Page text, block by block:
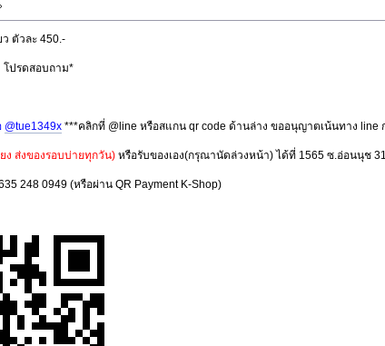
ตัวละ 450.-
โปรดสอบถาม*
@tue1349x ***คลิกที่ @line หรือสแกน qr code ด้านล่าง ขออนุญาตเน้นทาง
ง ส่งของรอบบ่ายทุกวัน) หรือรับของเอง(กรุณานัดล่วงหน้า) ได้ที่ 1565 ซ.อ่อนนุช
248 0949 (หรือผ่าน QR Payment K-Shop)